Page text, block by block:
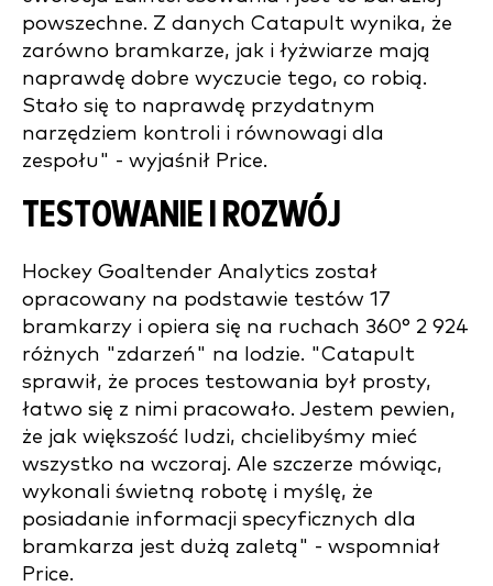
powszechne. Z danych Catapult wynika, że
zarówno bramkarze, jak i łyżwiarze mają
naprawdę dobre wyczucie tego, co robią.
Stało się to naprawdę przydatnym
narzędziem kontroli i równowagi dla
zespołu" - wyjaśnił Price.
TESTOWANIE I ROZWÓJ
Hockey Goaltender Analytics został
opracowany na podstawie testów 17
bramkarzy i opiera się na ruchach 360° 2 924
różnych "zdarzeń" na lodzie. "Catapult
sprawił, że proces testowania był prosty,
łatwo się z nimi pracowało. Jestem pewien,
że jak większość ludzi, chcielibyśmy mieć
wszystko na wczoraj. Ale szczerze mówiąc,
wykonali świetną robotę i myślę, że
posiadanie informacji specyficznych dla
bramkarza jest dużą zaletą" - wspomniał
Price.